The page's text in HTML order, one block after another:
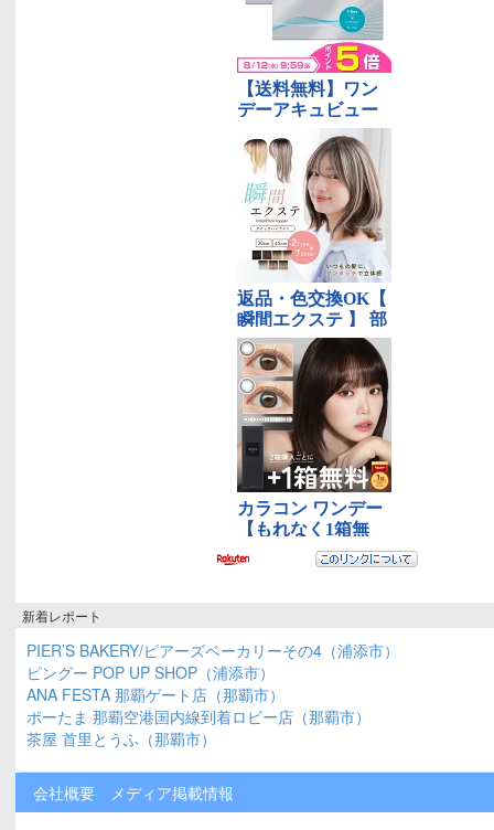
新着レポート
PIER’S BAKERY/ピアーズベーカリーその4（浦添市）
ピングー POP UP SHOP（浦添市）
ANA FESTA 那覇ゲート店（那覇市）
ポーたま 那覇空港国内線到着ロビー店（那覇市）
茶屋 首里とうふ（那覇市）
会社概要 メディア掲載情報